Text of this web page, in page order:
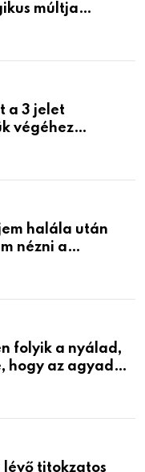
múltja
a 3 jelet
végéhez
halála után
nézni a
folyik a nyálad,
hogy az agyad…
lévő titokzatos